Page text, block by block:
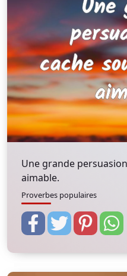
Une grande
aimable.
Proverbes populaires